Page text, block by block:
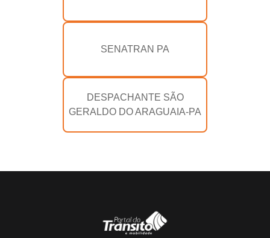
SENATRAN PA
DESPACHANTE SÃO
GERALDO DO ARAGUAIA-PA